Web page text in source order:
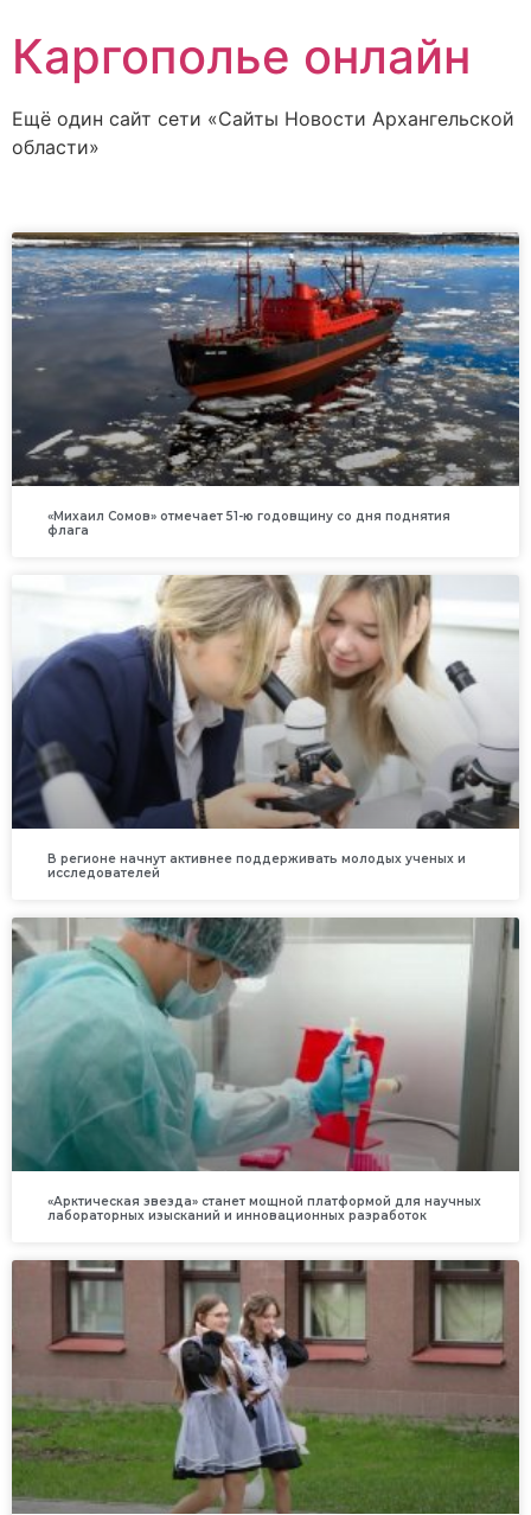
Каргополье онлайн
Ещё один сайт сети «Сайты Новости Архангельской
области»
«Михаил Сомов» отмечает 51-ю годовщину со дня поднятия
флага
В регионе начнут активнее поддерживать молодых ученых и
исследователей
«Арктическая звезда» станет мощной платформой для научных
лабораторных изысканий и инновационных разработок